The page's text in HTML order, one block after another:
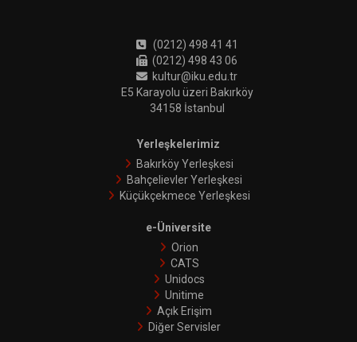
(0212) 498 41 41
(0212) 498 43 06
kultur@iku.edu.tr
E5 Karayolu üzeri Bakırköy
34158 İstanbul
Yerleşkelerimiz
Bakırköy Yerleşkesi
Bahçelievler Yerleşkesi
Küçükçekmece Yerleşkesi
e-Üniversite
Orion
CATS
Unidocs
Unitime
Açık Erişim
Diğer Servisler